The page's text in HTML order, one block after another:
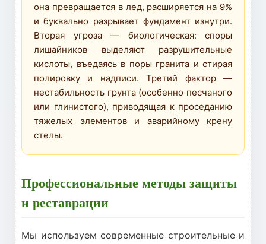
она превращается в лед, расширяется на 9%
и буквально разрывает фундамент изнутри.
Вторая угроза — биологическая: споры
лишайников выделяют разрушительные
кислоты, въедаясь в поры гранита и стирая
полировку и надписи. Третий фактор —
нестабильность грунта (особенно песчаного
или глинистого), приводящая к проседанию
тяжелых элементов и аварийному крену
стелы.
Профессиональные методы защиты
и реставрации
Мы используем современные строительные и